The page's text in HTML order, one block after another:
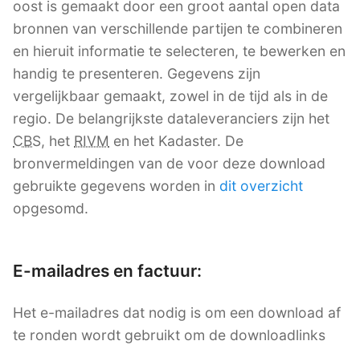
oost is gemaakt door een groot aantal open data
bronnen van verschillende partijen te combineren
en hieruit informatie te selecteren, te bewerken en
handig te presenteren. Gegevens zijn
vergelijkbaar gemaakt, zowel in de tijd als in de
regio. De belangrijkste dataleveranciers zijn het
CBS, het RIVM en het Kadaster. De
bronvermeldingen van de voor deze download
gebruikte gegevens worden in dit overzicht
opgesomd.
E-mailadres en factuur:
Het e-mailadres dat nodig is om een download af
te ronden wordt gebruikt om de downloadlinks